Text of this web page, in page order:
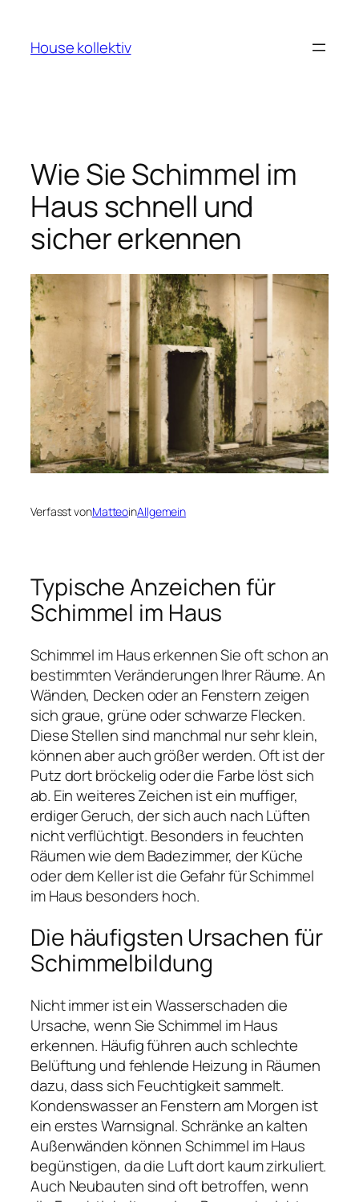
springen
House kollektiv
Wie Sie Schimmel im
Haus schnell und
sicher erkennen
Verfasst vonMatteoinAllgemein
Typische Anzeichen für
Schimmel im Haus
Schimmel im Haus erkennen Sie oft schon an
bestimmten Veränderungen Ihrer Räume. An
Wänden, Decken oder an Fenstern zeigen
sich graue, grüne oder schwarze Flecken.
Diese Stellen sind manchmal nur sehr klein,
können aber auch größer werden. Oft ist der
Putz dort bröckelig oder die Farbe löst sich
ab. Ein weiteres Zeichen ist ein muffiger,
erdiger Geruch, der sich auch nach Lüften
nicht verflüchtigt. Besonders in feuchten
Räumen wie dem Badezimmer, der Küche
oder dem Keller ist die Gefahr für Schimmel
im Haus besonders hoch.
Die häufigsten Ursachen für
Schimmelbildung
Nicht immer ist ein Wasserschaden die
Ursache, wenn Sie Schimmel im Haus
erkennen. Häufig führen auch schlechte
Belüftung und fehlende Heizung in Räumen
dazu, dass sich Feuchtigkeit sammelt.
Kondenswasser an Fenstern am Morgen ist
ein erstes Warnsignal. Schränke an kalten
Außenwänden können Schimmel im Haus
begünstigen, da die Luft dort kaum zirkuliert.
Auch Neubauten sind oft betroffen, wenn